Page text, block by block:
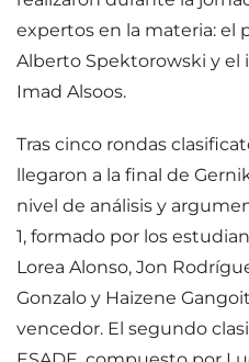
expertos en la materia: el
Alberto Spektorowski y el
Imad Alsoos.
Tras cinco rondas
llegaron a la final de
nivel de análisis y
1, formado por los
Lorea Alonso, Jon
Gonzalo y Haizene
vencedor. El segundo